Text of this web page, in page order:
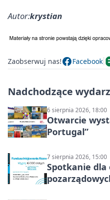
Autor:krystian
Zaobserwuj nas! Facebook
Nadchodzące
6 sierpnia 2026, 18:00
Otwarcie
Portugal”
7 sierpnia 2026, 15:00
Spotkanie dla